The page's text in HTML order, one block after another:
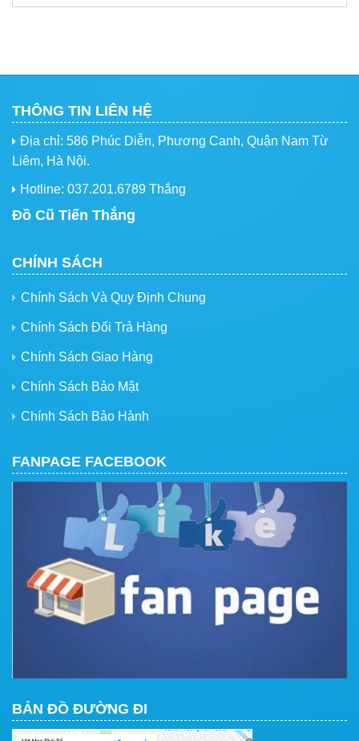
THÔNG TIN LIÊN HỆ
Địa chỉ: 586 Phúc Diễn, Phương Canh, Quận Nam Từ
Liêm, Hà Nội.
Hotline: 037.201.6789 Thắng
Đồ Cũ Tiến Thắng
CHÍNH SÁCH
Chính Sách Và Quy Định Chung
Chính Sách Đổi Trả Hàng
Chính Sách Giao Hàng
Chính Sách Bảo Mật
Chính Sách Bảo Hành
FANPAGE FACEBOOK
BẢN ĐỒ ĐƯỜNG ĐI